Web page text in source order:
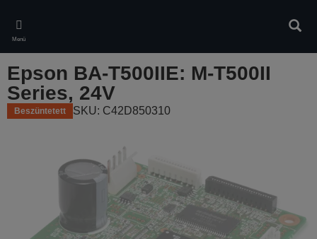
main
content
Menü
Epson BA-T500IIE: M-T500II
Series, 24V
Beszüntetett SKU: C42D850310